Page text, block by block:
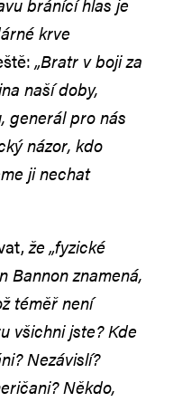
bránící hlas je
krve
„Bratr v boji za
naší doby,
generál pro nás
názor, kdo
ji nechat
že „fyzické
Bannon znamená,
téměř není
všichni jste? Kde
Nezávislí?
Někdo,